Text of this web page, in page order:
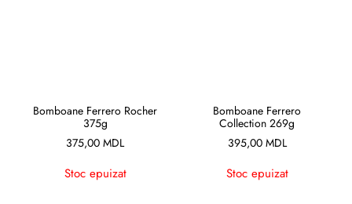
CITEȘTE MAI MULT
Bomboane Ferrero Rocher
375g
375,00 MDL
Stoc epuizat
CITEȘTE MAI MULT
Bomboane Ferrero
Collection 269g
395,00 MDL
Stoc epuizat